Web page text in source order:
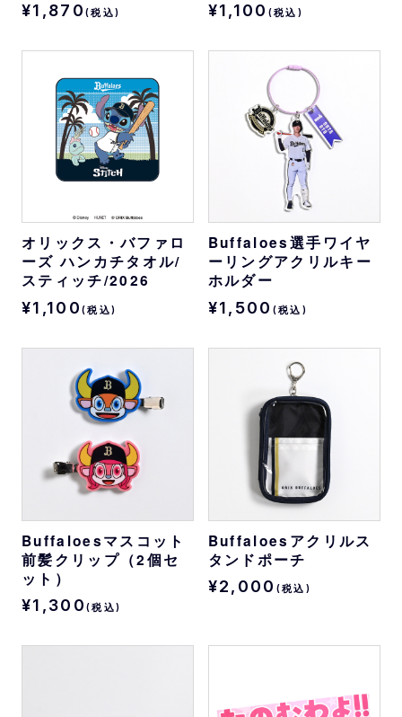
¥1,870 (税込) ¥1,100 (税込)
オリックス・バファロ
ーズ ハンカチタオル/
スティッチ/2026
¥1,100 (税込)
Buffaloes選手ワイヤ
ーリングアクリルキー
ホルダー
¥1,500 (税込)
Buffaloesマスコット
前髪クリップ（2個セ
ット）
¥1,300 (税込)
Buffaloesアクリルス
タンドポーチ
¥2,000 (税込)